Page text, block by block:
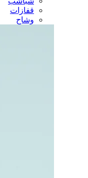
قفازات
وشاح